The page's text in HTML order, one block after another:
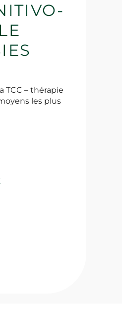
TCC – thérapie
les plus